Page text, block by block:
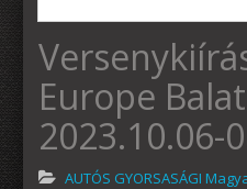
Europe
2023.10.06-
AUTÓS GYORSASÁGI